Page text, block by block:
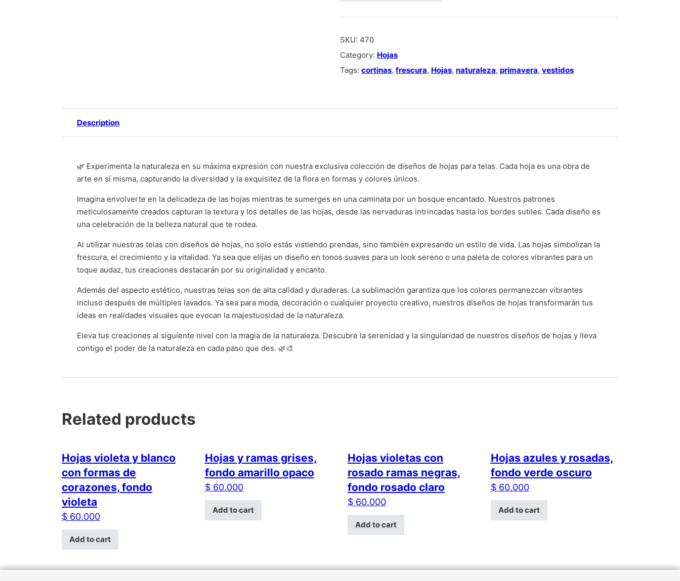
SKU: 470
Category: Hojas
Tags: cortinas, frescura, Hojas, naturaleza, primavera, vestidos
Description
🌿 Experimenta la naturaleza en su máxima expresión con nuestra exclusiva colección de diseños de hojas para telas. Cada hoja es una obra de
arte en sí misma, capturando la diversidad y la exquisitez de la flora en formas y colores únicos.
Imagina envolverte en la delicadeza de las hojas mientras te sumerges en una caminata por un bosque encantado. Nuestros patrones
meticulosamente creados capturan la textura y los detalles de las hojas, desde las nervaduras intrincadas hasta los bordes sutiles. Cada diseño es
una celebración de la belleza natural que te rodea.
Al utilizar nuestras telas con diseños de hojas, no solo estás vistiendo prendas, sino también expresando un estilo de vida. Las hojas simbolizan la
frescura, el crecimiento y la vitalidad. Ya sea que elijas un diseño en tonos suaves para un look sereno o una paleta de colores vibrantes para un
toque audaz, tus creaciones destacarán por su originalidad y encanto.
Además del aspecto estético, nuestras telas son de alta calidad y duraderas. La sublimación garantiza que los colores permanezcan vibrantes
incluso después de múltiples lavados. Ya sea para moda, decoración o cualquier proyecto creativo, nuestros diseños de hojas transformarán tus
ideas en realidades visuales que evocan la majestuosidad de la naturaleza.
Eleva tus creaciones al siguiente nivel con la magia de la naturaleza. Descubre la serenidad y la singularidad de nuestros diseños de hojas y lleva
contigo el poder de la naturaleza en cada paso que des. 🌿🎨
Related products
Hojas violeta y blanco
con formas de
corazones, fondo
violeta
$ 60.000
Add to cart
Hojas y ramas grises,
fondo amarillo opaco
$60.000
Add to cart
Hojas violetas con
rosado ramas negras,
fondo rosado claro
$ 60.000
Add to cart
Hojas azules y rosadas,
fondo verde oscuro
$60.000
Add to cart